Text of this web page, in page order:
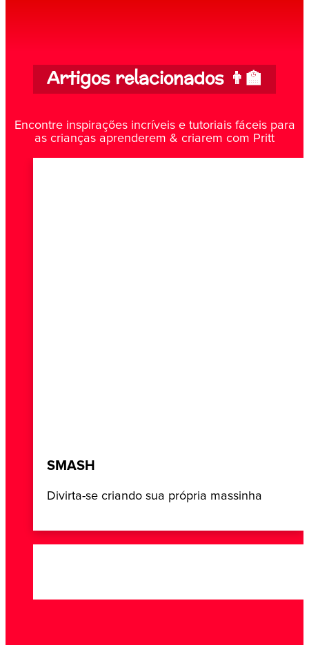
Artigos relacionados 👨‍🏫
Encontre inspirações incríveis e tutoriais fáceis para
as crianças aprenderem & criarem com Pritt
SMASH
Divirta-se criando sua própria massinha